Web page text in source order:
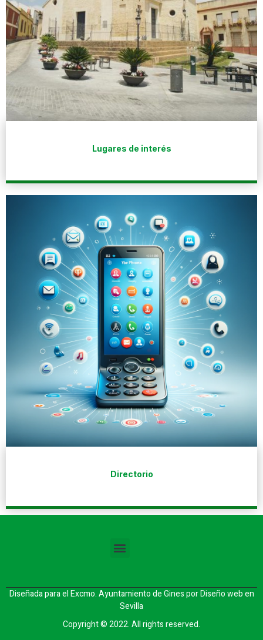
Lugares de interés
Directorio
Diseñada para el Excmo. Ayuntamiento de Gines porDiseño web en
Sevilla
Copyright © 2022. All rights reserved.